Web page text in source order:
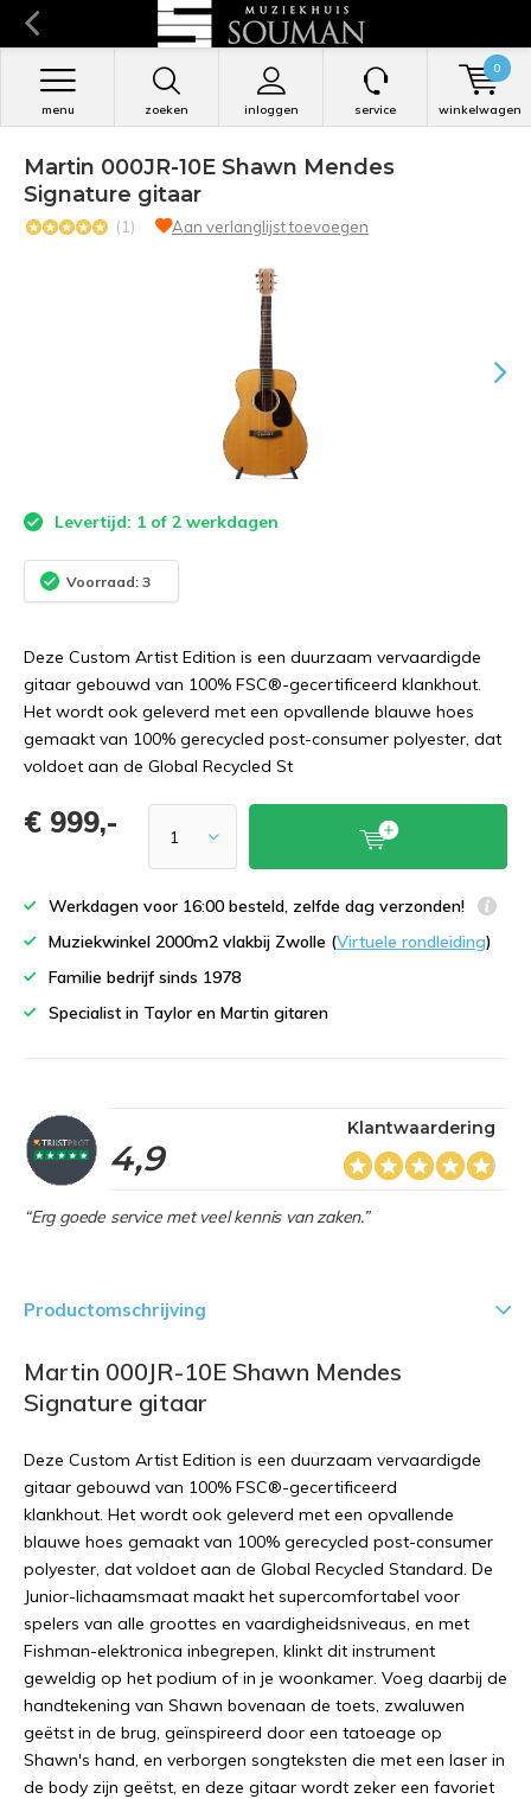
zoeken inloggen
menu service winkelwagen
0
Martin 000JR-10E Shawn Mendes
Signature gitaar
(1) Aan verlanglijst toevoegen
Levertijd: 1 of 2 werkdagen
Voorraad: 3
Deze Custom Artist Edition is een duurzaam vervaardigde
gitaar gebouwd van 100% FSC®-gecertificeerd klankhout.
Het wordt ook geleverd met een opvallende blauwe hoes
gemaakt van 100% gerecycled post-consumer polyester, dat
voldoet aan de Global Recycled St
€ 999,-
Werkdagen voor 16:00 besteld, zelfde dag verzonden!
Muziekwinkel 2000m2 vlakbij Zwolle (Virtuele rondleiding)
Familie bedrijf sinds 1978
Specialist in Taylor en Martin gitaren
4,9
Klantwaardering
“Erg goede service met veel kennis van zaken.”
Productomschrijving
Martin 000JR-10E Shawn Mendes
Signature gitaar
Deze Custom Artist Edition is een duurzaam vervaardigde
gitaar gebouwd van 100% FSC®-gecertificeerd
klankhout. Het wordt ook geleverd met een opvallende
blauwe hoes gemaakt van 100% gerecycled post-consumer
polyester, dat voldoet aan de Global Recycled Standard. De
Junior-lichaamsmaat maakt het supercomfortabel voor
spelers van alle groottes en vaardigheidsniveaus, en met
Fishman-elektronica inbegrepen, klinkt dit instrument
geweldig op het podium of in je woonkamer. Voeg daarbij de
handtekening van Shawn bovenaan de toets, zwaluwen
geëtst in de brug, geïnspireerd door een tatoeage op
Shawn's hand, en verborgen songteksten die met een laser in
de body zijn geëtst, en deze gitaar wordt zeker een favoriet